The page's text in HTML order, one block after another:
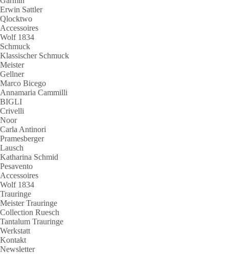
Erwin Sattler
Qlocktwo
Accessoires
Wolf 1834
Schmuck
Klassischer Schmuck
Meister
Gellner
Marco Bicego
Annamaria Cammilli
BIGLI
Crivelli
Noor
Carla Antinori
Pramesberger
Lausch
Katharina Schmid
Pesavento
Accessoires
Wolf 1834
Trauringe
Meister Trauringe
Collection Ruesch
Tantalum Trauringe
Werkstatt
Kontakt
Newsletter